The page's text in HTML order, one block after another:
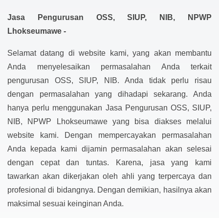
Jasa Pengurusan OSS, SIUP, NIB, NPWP
Lhokseumawe -
Selamat datang di website kami, yang akan membantu
Anda menyelesaikan permasalahan Anda terkait
pengurusan OSS, SIUP, NIB. Anda tidak perlu risau
dengan permasalahan yang dihadapi sekarang. Anda
hanya perlu menggunakan Jasa Pengurusan OSS, SIUP,
NIB, NPWP Lhokseumawe yang bisa diakses melalui
website kami. Dengan mempercayakan permasalahan
Anda kepada kami dijamin permasalahan akan selesai
dengan cepat dan tuntas. Karena, jasa yang kami
tawarkan akan dikerjakan oleh ahli yang terpercaya dan
profesional di bidangnya. Dengan demikian, hasilnya akan
maksimal sesuai keinginan Anda.